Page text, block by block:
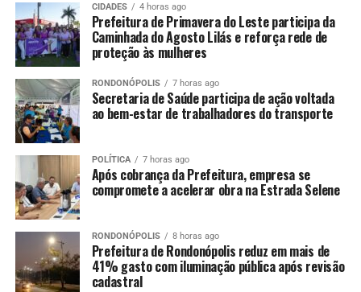
Comentários
RELATED TOPICS:
UP NEXT
Longe da telinha, atriz Mylla Christie vira corretora de
imóveis: ‘Nos ajudou’
DON'T MISS
Deputado Faissal se defende de suspeitas em esquema
de emendas e desafia delegada a apresentar provas
CIDADES 4 horas ago
Prefeitura de Primavera do Leste participa da
Caminhada do Agosto Lilás e reforça rede de
proteção às mulheres
RONDONÓPOLIS 7 horas ago
Secretaria de Saúde participa de ação voltada
ao bem-estar de trabalhadores do transporte
POLÍTICA 7 horas ago
Após cobrança da Prefeitura, empresa se
compromete a acelerar obra na Estrada Selene
RONDONÓPOLIS 8 horas ago
Prefeitura de Rondonópolis reduz em mais de
41% gasto com iluminação pública após revisão
cadastral